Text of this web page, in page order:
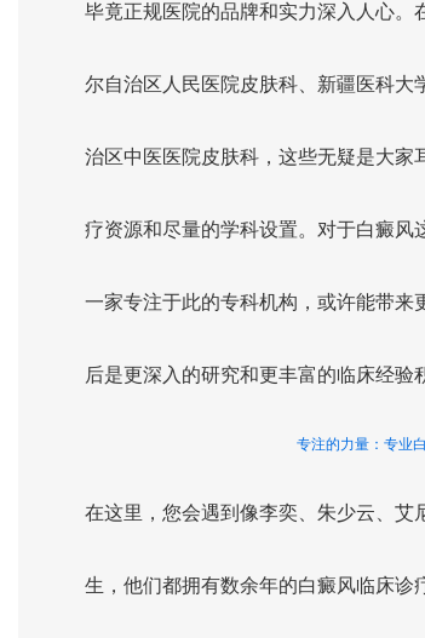
毕竟正规医院的品牌和实力深入人心。
尔自治区人民医院皮肤科、新疆医科大
治区中医医院皮肤科，这些无疑是大家
疗资源和尽量的学科设置。对于白癜风
一家专注于此的专科机构，或许能带来
后是更深入的研究和更丰富的临床经验
专注的力量：专业
在这里，您会遇到像李奕、朱少云、艾
生，他们都拥有数余年的白癜风临床诊